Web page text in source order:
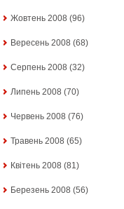
Жовтень 2008 (96)
Вересень 2008 (68)
Серпень 2008 (32)
Липень 2008 (70)
Червень 2008 (76)
Травень 2008 (65)
Квітень 2008 (81)
Березень 2008 (56)